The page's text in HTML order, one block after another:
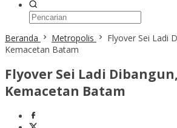
Beranda Metropolis
Flyover Sei Ladi
Kemacetan Batam
Flyover Sei Ladi
Kemacetan Batam